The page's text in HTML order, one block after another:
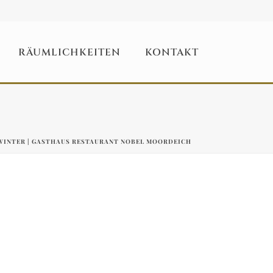
RÄUMLICHKEITEN KONTAKT
| GASTHAUS RESTAURANT NOBEL MOORDEICH